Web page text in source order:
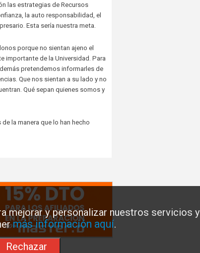
mejorar y personalizar nuestros servicios y
más información aquí.
Rechazar
las estrategias de Recursos
la auto responsabilidad, el
Esta sería nuestra meta.
porque no sientan ajeno el
importante de la Universidad. Para
pretendemos informarles de
Que nos sientan a su lado y no
Qué sepan quienes somos y
la manera que lo han hecho